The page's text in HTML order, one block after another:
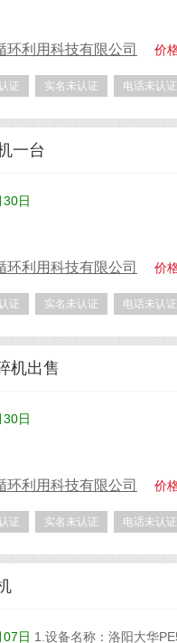
环利用科技有限公司 价
证 实名未认证 电话未认证
一台
日
环利用科技有限公司 价
证 实名未认证 电话未认证
机出售
日
环利用科技有限公司 价
证 实名未认证 电话未认证
日 1.设备名称：洛阳大华